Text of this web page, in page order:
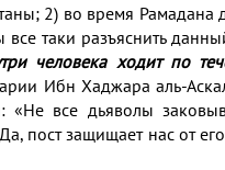
2) во время
таки разъяснить
человека ходит по
Ибн Хаджара аль-
«Не все дьяволы
пост защищает нас от